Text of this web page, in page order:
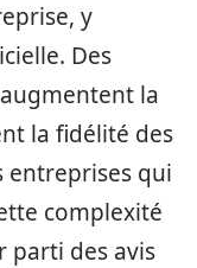
y
Des
la
la fidélité des
entreprises qui
complexité
parti des avis